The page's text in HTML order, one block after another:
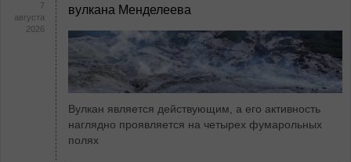
7
августа
2026
вулкана Менделеева
Вулкан является действующим, а его активность
наглядно проявляется на четырех фумарольных
полях